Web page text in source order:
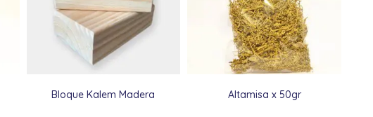
Bloque Kalem Madera Altamisa x 50gr